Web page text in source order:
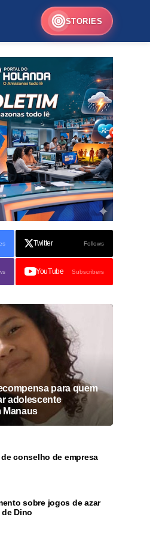
STORIES
Twitter Follows
YouTube Subscribers
para quem
adolescente
Manaus
conselho de empresa
sobre jogos de azar
Dino